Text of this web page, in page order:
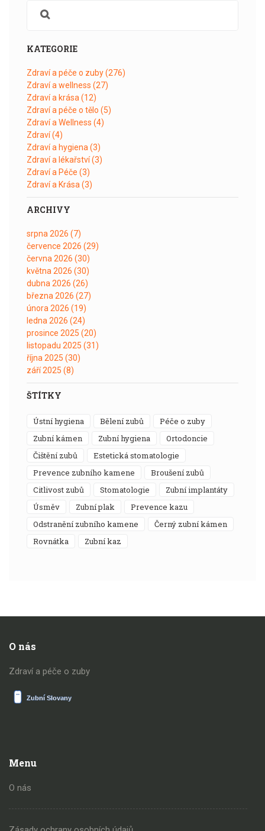
KATEGORIE
Zdraví a péče o zuby(276)
Zdraví a wellness (27)
Zdraví a krása (12)
Zdraví a péče o tělo (5)
Zdraví a Wellness (4)
Zdraví(4)
Zdraví a hygiena (3)
Zdraví a lékařství(3)
Zdraví a Péče (3)
Zdraví a Krása (3)
ARCHIVY
srpna 2026 (7)
července 2026 (29)
června 2026 (30)
května 2026 (30)
dubna 2026 (26)
března 2026 (27)
února 2026 (19)
ledna 2026 (24)
prosince 2025 (20)
listopadu 2025 (31)
října 2025 (30)
září 2025 (8)
ŠTÍTKY
ústní hygiena bělení zubů
péče o zuby
zubní kámen
zubní hygiena
ortodoncie
čištění zubů
estetická stomatologie
prevence zubního kamene
broušení zubů
citlivost zubů
stomatologie
zubní implantáty
úsměv
zubní plak
prevence kazu
odstranění zubního kamene
černý zubní kámen
rovnátka
zubní kaz
O nás
Zdraví a péče o zuby
Menu
O nás